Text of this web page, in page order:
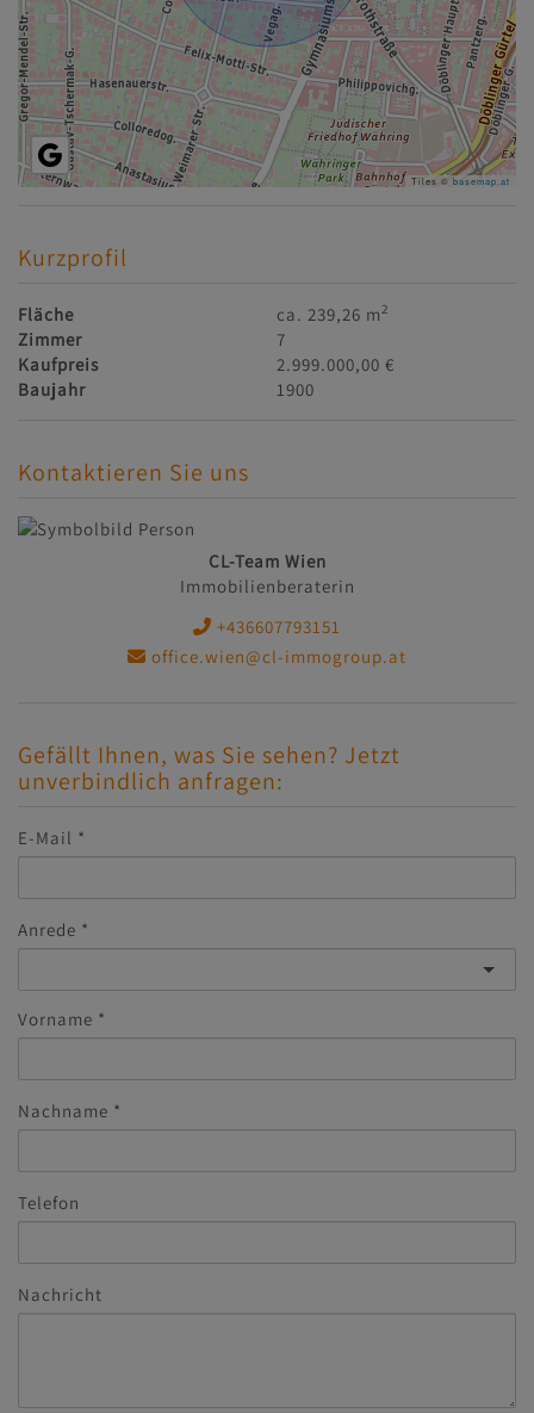
Tiles © basemap.at
Kurzprofil
Fläche ca. 239,26 m2
Zimmer
7
Kaufpreis
2.999.000,00 €
Baujahr
1900
Kontaktieren Sie uns
CL-Team Wien
Immobilienberaterin
+436607793151
office.wien@cl-immogroup.at
Gefällt Ihnen, was Sie sehen? Jetzt
unverbindlich anfragen:
E-Mail
Anrede
Vorname
Nachname
Telefon
Nachricht